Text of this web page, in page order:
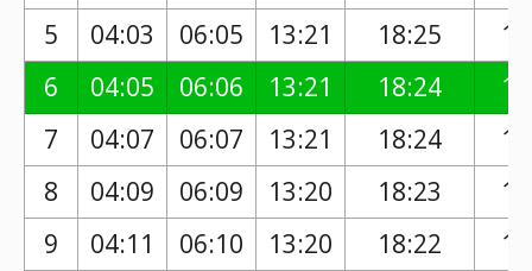
5
04:03 06:05 13:21 18:25
6
04:05 06:06 13:21 18:24
7
04:07 06:07 13:21 18:24
8
04:09 06:09 13:20 18:23
9
04:11 06:10 13:20 18:22